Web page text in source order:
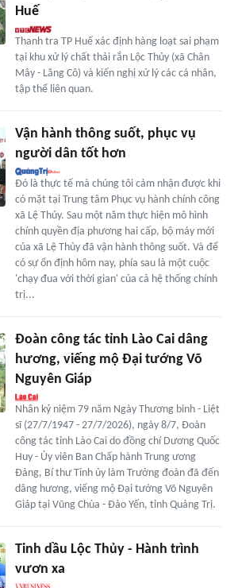
Huế
Thanh tra TP Huế xác định hàng loạt sai phạm
tại khu xử lý chất thải rắn Lộc Thủy (xã Chân
Mây - Lăng Cô) và kiến nghị xử lý các cá nhân,
tập thể liên quan.
Vận hành thông suốt, phục vụ
người dân tốt hơn
Đó là thực tế mà chúng tôi cảm nhận được khi
có mặt tại Trung tâm Phục vụ hành chính công
xã Lệ Thủy. Sau một năm thực hiện mô hình
chính quyền địa phương hai cấp, bộ máy mới
của xã Lệ Thủy đã vận hành thông suốt. Và để
có sự ổn định hôm nay, phía sau là một cuộc
'chạy đua với thời gian' của cả hệ thống chính
trị...
Đoàn công tác tỉnh Lào Cai dâng
hương, viếng mộ Đại tướng Võ
Nguyên Giáp
Nhân kỷ niệm 79 năm Ngày Thương binh - Liệt
sĩ (27/7/1947 - 27/7/2026), ngày 8/7, Đoàn
công tác tỉnh Lào Cai do đồng chí Dương Quốc
Huy - Ủy viên Ban Chấp hành Trung ương
Đảng, Bí thư Tỉnh ủy làm Trưởng đoàn đã đến
dâng hương, viếng mộ Đại tướng Võ Nguyên
Giáp tại Vũng Chùa - Đảo Yến, tỉnh Quảng Trị.
Tinh dầu Lộc Thủy - Hành trình
vươn xa